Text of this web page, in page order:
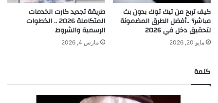
كيف تربح من تيك توك بدون بث
مباشر؟ ..أفضل الطرق المضمونة
لتحقيق دخل في 2026
مايو 20, 2026
طريقة تجديد كارت الخدمات
المتكاملة 2026 .. الخطوات
الرسمية والشروط
مارس 4, 2026
كلمة